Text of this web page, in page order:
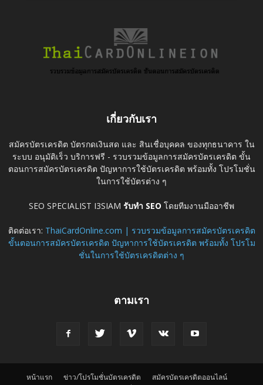
เกี่ยวกับเรา
สมัครบัตรเครดิต บัตรกดเงินสด และ สินเชื่อบุคคล ของทุกธนาคาร ใน
ระบบ อนุมัติเร็ว บริการฟรี - รวบรวมข้อมูลการสมัครบัตรเครดิต ขั้น
ตอนการสมัครบัตรเครดิต ปัญหาการใช้บัตรเครดิต พร้อมทั้ง โปรโมชั่น
ในการใช้บัตรต่าง ๆ
SEO SPECIALIST I3SIAM รับทำ SEO โดยทีมงานมืออาชีพ
ติดต่อเรา: ThaiCardOnline.com | รวบรวมข้อมูลการสมัครบัตรเครดิต
ขั้นตอนการสมัครบัตรเครดิต ปัญหาการใช้บัตรเครดิต พร้อมทั้ง โปรโม
ชั่นในการใช้บัตรเครดิตต่าง ๆ
ตามเรา
หน้าแรก ข่าว/โปรโมชั่นบัตรเครดิต
สมัครบัตรเครดิตออนไลน์